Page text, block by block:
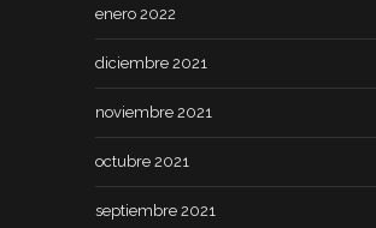
enero 2022
diciembre 2021
noviembre 2021
octubre 2021
septiembre 2021